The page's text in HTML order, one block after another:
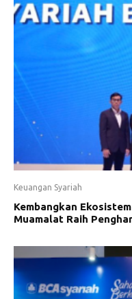
Keuangan Syariah
Kembangkan
Muamalat Raih